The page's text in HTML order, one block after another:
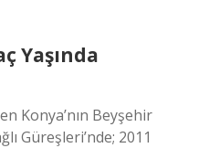
Yaşında
Konya’nın Beyşehir
Güreşleri’nde; 2011